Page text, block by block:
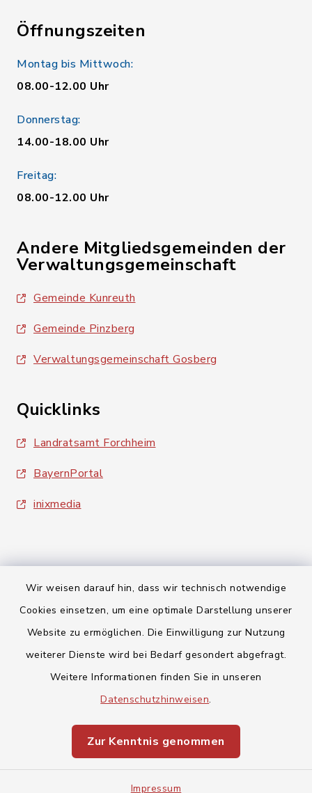
Wir weisen darauf hin, dass wir technisch notwendige
Cookies einsetzen, um eine optimale Darstellung unserer
Website zu ermöglichen. Die Einwilligung zur Nutzung
weiterer Dienste wird bei Bedarf gesondert abgefragt.
Weitere Informationen finden Sie in unseren
Datenschutzhinweisen.
Zur Kenntnis genommen
Impressum
Öffnungszeiten
Montag bis Mittwoch:
08.00-12.00 Uhr
Donnerstag:
14.00-18.00 Uhr
Freitag:
08.00-12.00 Uhr
Andere Mitgliedsgemeinden der
Verwaltungsgemeinschaft
Gemeinde Kunreuth
Gemeinde Pinzberg
Verwaltungsgemeinschaft Gosberg
Quicklinks
Landratsamt Forchheim
BayernPortal
inixmedia
Kontakt
Barrierefreiheit
Datenschutz
Sitemap
Cookie-Einstellungen